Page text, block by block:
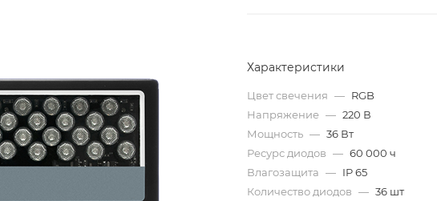
Характеристики
Цвет свечения — RGB
Напряжение — 220 В
Мощность — 36 Вт
Ресурс диодов — 60 000 ч
Влагозащита — IP 65
Количество диодов — 36 шт